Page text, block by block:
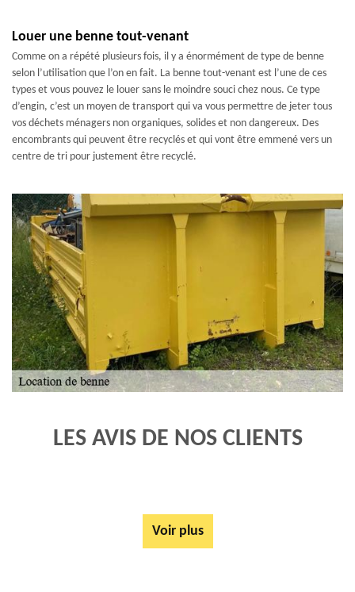
Louer une benne tout-venant
Comme on a répété plusieurs fois, il y a énormément de type de benne
selon l’utilisation que l’on en fait. La benne tout-venant est l’une de ces
types et vous pouvez le louer sans le moindre souci chez nous. Ce type
d’engin, c’est un moyen de transport qui va vous permettre de jeter tous
vos déchets ménagers non organiques, solides et non dangereux. Des
encombrants qui peuvent être recyclés et qui vont être emmené vers un
centre de tri pour justement être recyclé.
LES AVIS DE NOS CLIENTS
Voir plus